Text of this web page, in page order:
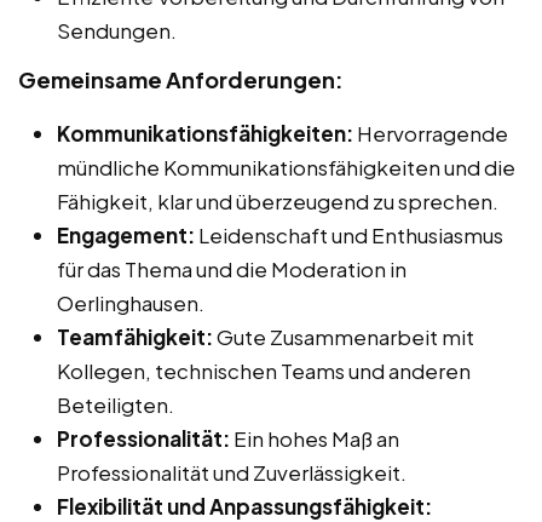
Sendungen.
Gemeinsame Anforderungen:
Kommunikationsfähigkeiten: Hervorragende
mündliche Kommunikationsfähigkeiten und die
Fähigkeit, klar und überzeugend zu sprechen.
Engagement: Leidenschaft und Enthusiasmus
für das Thema und die Moderation in
Oerlinghausen.
Teamfähigkeit:Gute Zusammenarbeit mit
Kollegen, technischen Teams und anderen
Beteiligten.
Professionalität: Ein hohes Maß an
Professionalität und Zuverlässigkeit.
Flexibilität und Anpassungsfähigkeit: